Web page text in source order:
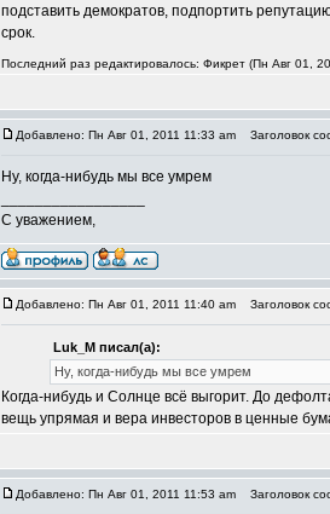
подставить демократов, подпортить
срок.
Последний раз редактировалось: Фикрет (Пн Авг 01,
Добавлено: Пн Авг 01, 2011 11:33 am Заголовок
Ну, когда-нибудь мы все умрем
С уважением,
Добавлено: Пн Авг 01, 2011 11:40 am Заголовок
Luk_M писал(а):
Ну, когда-нибудь мы все умрем
Когда-нибудь и Солнце всё выгорит. До
вещь упрямая и вера инвесторов в ценные
Добавлено: Пн Авг 01, 2011 11:53 am Заголовок